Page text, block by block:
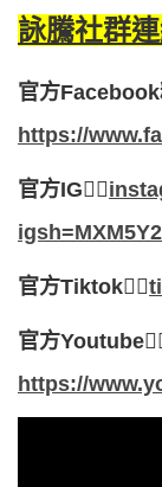
詠騰社群
官方
https://
官方IG👉🏻
官方Tiktok👉🏻
官方Youtube
https://